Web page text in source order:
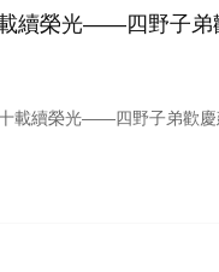
續榮光——四野子弟
續榮光——四野子弟歡慶建軍99